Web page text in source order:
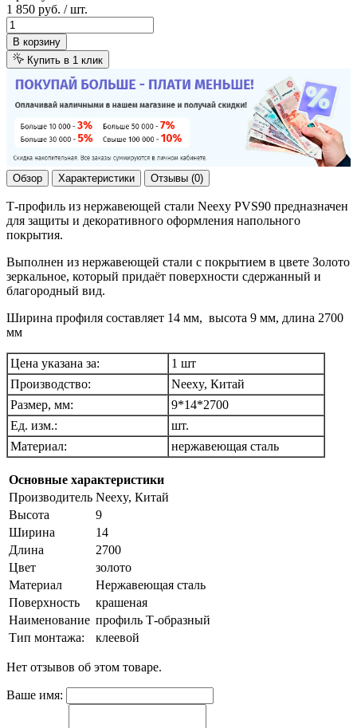
1 850 руб. / шт.
В корзину
Купить в 1 клик
Обзор Характеристики Отзывы (0)
Т-профиль из нержавеющей стали Neexy PVS90 предназначен
для защиты и декоративного оформления напольного
покрытия.
Выполнен из нержавеющей стали с покрытием в цвете Золото
зеркальное, который придаёт поверхности сдержанный и
благородный вид.
Ширина профиля составляет 14 мм, высота 9 мм, длина 2700
мм
Цена указана за:
1 шт
Производство:
Neexy, Китай
Размер, мм:
9*14*2700
Ед. изм.:
шт.
Материал:
нержавеющая сталь
Основные характеристики
Производитель Neexy, Китай
Высота
9
Ширина
14
Длина
2700
Цвет
золото
Материал
Нержавеющая сталь
Поверхность
крашеная
Наименование профиль Т-образный
Тип монтажа:
клеевой
Нет отзывов об этом товаре.
Ваше имя: